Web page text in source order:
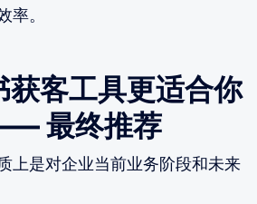
率。
获客工具更适合你
最终推荐
上是对企业当前业务阶段和未来